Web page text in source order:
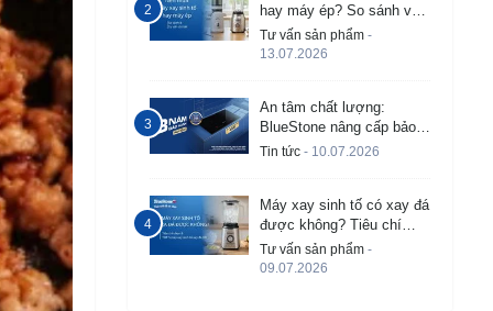
hay máy ép? So sánh và
tư vấn chi tiết
Tư vấn sản phẩm -
13.07.2026
An tâm chất lượng:
BlueStone nâng cấp bảo
hành bếp từ âm lên đến 3
Tin tức - 10.07.2026
Máy xay sinh tố có xay đá
được không? Tiêu chí
chọn và TOP 5 máy tốt
Tư vấn sản phẩm -
09.07.2026